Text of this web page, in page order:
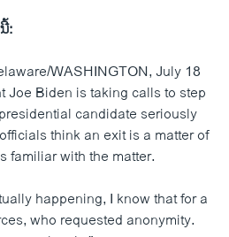
:
WASHINGTON, July 18
Joe Biden is taking calls to step
candidate seriously
think an exit is a matter of
familiar with the matter.
happening, I know that for a
who requested anonymity.